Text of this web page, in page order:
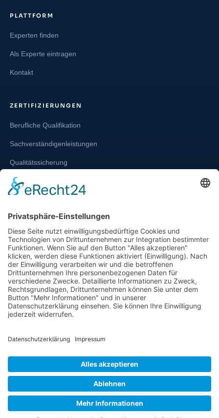
PLATTFORM
Experten finden
Als Experte eintragen
Kontakt
ZERTIFIZIERUNGEN
Berufliche Qualifikation
Sachverständigenleistungen
Qualitätssicherung
Weiterbildung und Schulung
SERVICE & RECHT
Infos zur Unparteilichkeit
Kontakt
Beschwerdestelle
Impressum
© 2026SVG Euro-Zert GmbH– Geschäftsführer Alexander Dietl –
Oberer Markt 21, D-90518 Altdorf b. Nürnberg